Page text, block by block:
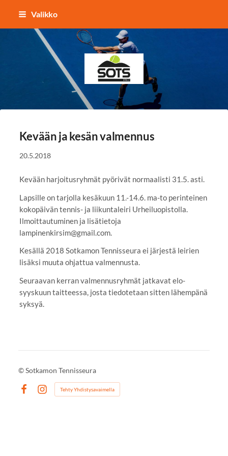
Siirry
sisältöön
Valikko
Sotkamon Tennisseura
Kevään ja kesän valmennus
20.5.2018
Kevään harjoitusryhmät pyörivät normaalisti 31.5. asti.
Lapsille on tarjolla kesäkuun 11.-14.6. ma-to perinteinen
kokopäivän tennis- ja liikuntaleiri Urheiluopistolla.
Ilmoittautuminen ja lisätietoja
lampinenkirsim@gmail.com.
Kesällä 2018 Sotkamon Tennisseura ei järjestä leirien
lisäksi muuta ohjattua valmennusta.
Seuraavan kerran valmennusryhmät jatkavat elo-
syyskuun taitteessa, josta tiedotetaan sitten lähempänä
syksyä.
©Sotkamon Tennisseura
Instagram
Tehty Yhdistysavaimella